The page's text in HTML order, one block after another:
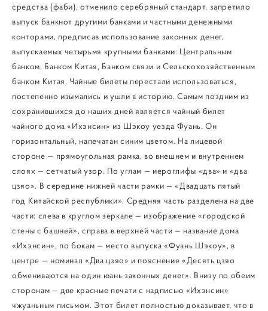
средства (фаби), отменило серебряный стандарт, запретило
выпуск банкнот другими банками и частными денежными
конторами, предписав использование законных денег,
выпускаемых четырьмя крупными банками: Центральным
банком, Банком Китая, Банком связи и Сельскохозяйственным
банком Китая. Чайные билеты перестали использоваться,
постепенно изымались и ушли в историю. Самым поздним из
сохранившихся до наших дней является чайный билет
чайного дома «Ихэнсин» из Шэкоу уезда Фуань. Он
горизонтальный, напечатан синим цветом. На лицевой
стороне — прямоугольная рамка, во внешнем и внутреннем
слоях — сетчатый узор. По углам — иероглифы «два» и «два
цзяо». В середине нижней части рамки — «Двадцать пятый
год Китайской республики». Средняя часть разделена на две
части: слева в круглом зеркале — изображение «городской
стены с башней», справа в верхней части — название дома
«Ихэнсин», по бокам — место выпуска «Фуань Шэкоу», в
центре — номинал «Два цзяо» и пояснение «Десять цзяо
обмениваются на один юань законных денег». Внизу по обеим
сторонам — две красные печати с надписью «Ихэнсин»
чжуаньным письмом. Этот билет полностью доказывает, что в